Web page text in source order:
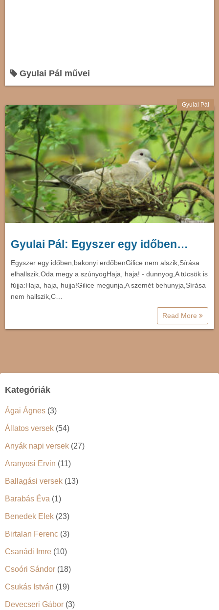
Gyulai Pál művei
Gyulai Pál
Gyulai Pál: Egyszer egy időben…
Egyszer egy időben,bakonyi erdőbenGilice nem alszik,Sírása
elhallszik.Oda megy a szúnyogHaja, haja! - dunnyog,A tücsök is
fújja:Haja, haja, hujja!Gilice megunja,A szemét behunyja,Sírása
nem hallszik,C…
Read More
Kategóriák
Ágai Ágnes (3)
Állatos versek (54)
Anyák napi versek (27)
Aranyosi Ervin (11)
Ballagási versek (13)
Barabás Éva (1)
Benedek Elek (23)
Birtalan Ferenc (3)
Csanádi Imre (10)
Csoóri Sándor (18)
Csukás István (19)
Devecseri Gábor (3)